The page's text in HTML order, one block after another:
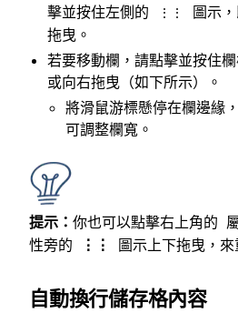
擊並按住左側的
⋮⋮
圖示
拖曳。
若要移動欄，請點擊並按住
或向右拖曳（如下所示）。
將滑鼠游標懸停在欄邊緣
可調整欄寬。
提示： 你也可以點擊右上角的
性旁的
⋮⋮ 圖示上下拖曳，
自動換行儲存格內容